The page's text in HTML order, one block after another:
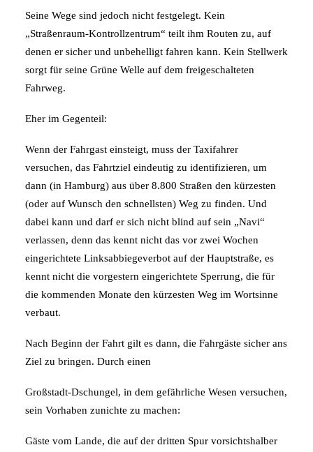
Seine Wege sind jedoch nicht festgelegt. Kein
„Straßenraum-Kontrollzentrum“ teilt ihm Routen zu, auf
denen er sicher und unbehelligt fahren kann. Kein Stellwerk
sorgt für seine Grüne Welle auf dem freigeschalteten
Fahrweg.
Eher im Gegenteil:
Wenn der Fahrgast einsteigt, muss der Taxifahrer
versuchen, das Fahrtziel eindeutig zu identifizieren, um
dann (in Hamburg) aus über 8.800 Straßen den kürzesten
(oder auf Wunsch den schnellsten) Weg zu finden. Und
dabei kann und darf er sich nicht blind auf sein „Navi“
verlassen, denn das kennt nicht das vor zwei Wochen
eingerichtete Linksabbiegeverbot auf der Hauptstraße, es
kennt nicht die vorgestern eingerichtete Sperrung, die für
die kommenden Monate den kürzesten Weg im Wortsinne
verbaut.
Nach Beginn der Fahrt gilt es dann, die Fahrgäste sicher ans
Ziel zu bringen. Durch einen
Großstadt-Dschungel, in dem gefährliche Wesen versuchen,
sein Vorhaben zunichte zu machen:
Gäste vom Lande, die auf der dritten Spur vorsichtshalber